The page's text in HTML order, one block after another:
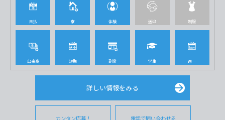
日払 寮 体験 送迎 制服
出来高 短期 副業 学生 週一
詳しい情報をみる
カンタン応募！ 電話で問い合わせる